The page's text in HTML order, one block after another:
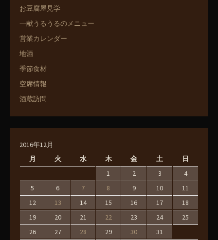
お豆腐屋見学
一献うるうるのメニュー
営業カレンダー
地酒
季節食材
空席情報
酒蔵訪問
2016年12月
月
火 水 木 金 土 日
1 2 3
4
5
6 7 8 9 10
11
12
13 14 15 16 17
18
19
20 21 22 23 24
25
26
27 28 29 30 31